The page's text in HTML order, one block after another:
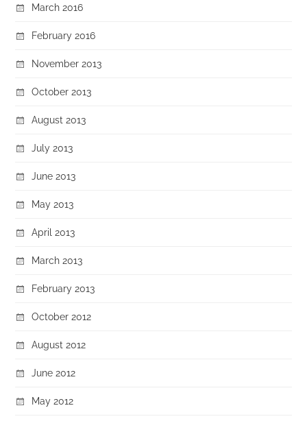
March 2016
February 2016
November 2013
October 2013
August 2013
July 2013
June 2013
May 2013
April 2013
March 2013
February 2013
October 2012
August 2012
June 2012
May 2012